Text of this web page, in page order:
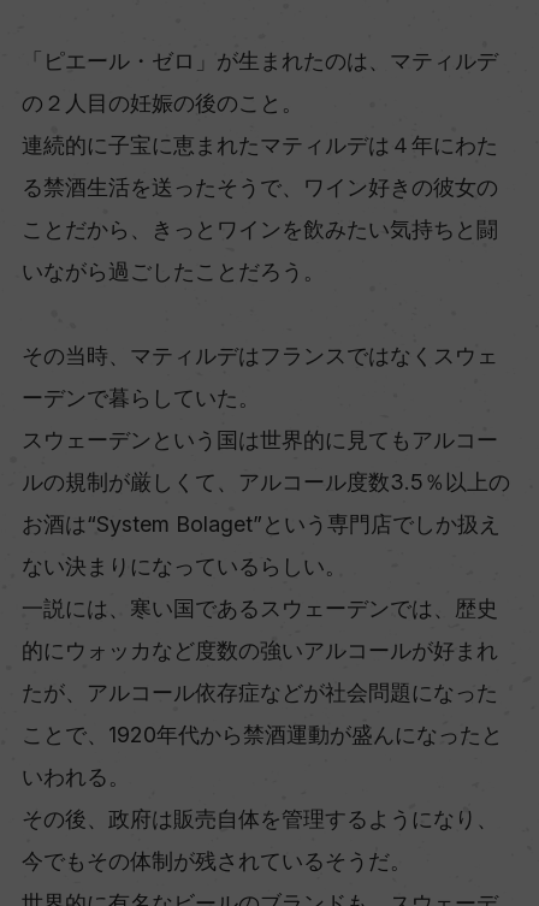
「ピエール・ゼロ」が生まれたのは、マティルデ
の２人目の妊娠の後のこと。
連続的に子宝に恵まれたマティルデは４年にわた
る禁酒生活を送ったそうで、ワイン好きの彼女の
ことだから、きっとワインを飲みたい気持ちと闘
いながら過ごしたことだろう。
その当時、マティルデはフランスではなくスウェ
ーデンで暮らしていた。
スウェーデンという国は世界的に見てもアルコー
ルの規制が厳しくて、アルコール度数3.5％以上の
お酒は“System Bolaget”という専門店でしか扱え
ない決まりになっているらしい。
一説には、寒い国であるスウェーデンでは、歴史
的にウォッカなど度数の強いアルコールが好まれ
たが、アルコール依存症などが社会問題になった
ことで、1920年代から禁酒運動が盛んになったと
いわれる。
その後、政府は販売自体を管理するようになり、
今でもその体制が残されているそうだ。